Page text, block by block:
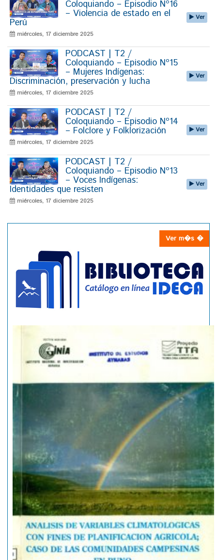
Coloquiando – Episodio Nº16
– Violencia de estado en el
Perú
miércoles, 17 diciembre 2025
Ver
PODCAST | T2 /
Coloquiando – Episodio Nº15
– Mujeres Indígenas:
Discriminación, preservación y lucha
miércoles, 17 diciembre 2025
Ver
PODCAST | T2 /
Coloquiando – Episodio Nº14
– Folclore y Folklorización
miércoles, 17 diciembre 2025
Ver
PODCAST | T2 /
Coloquiando – Episodio Nº13
– Voces Indígenas:
Identidades que resisten
miércoles, 17 diciembre 2025
Ver
Ver m�s �